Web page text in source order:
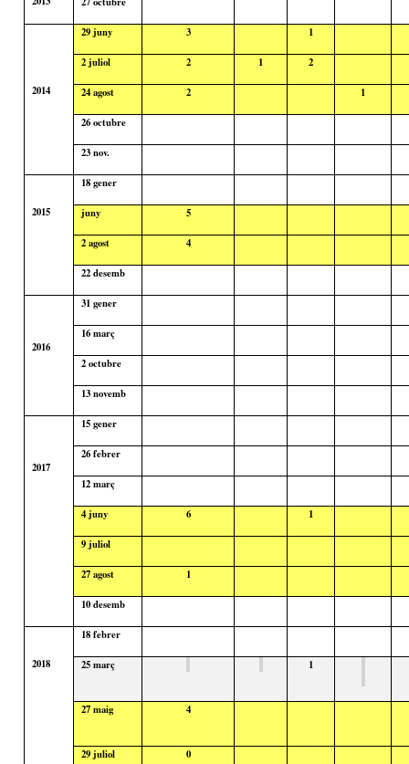
2014
29juny 3 1
2juliol 2 1 2
24agost 2 1
26 octubre
23 nov.
2015
18gener
juny 5
2agost 4
22desemb
2016
31gener
16març
2 octubre
13novemb
2017
15gener
26febrer
12març
4juny 6 1
9juliol
27agost 1
10desemb
2018
18febrer
25març 1
27maig 4
29juliol 0